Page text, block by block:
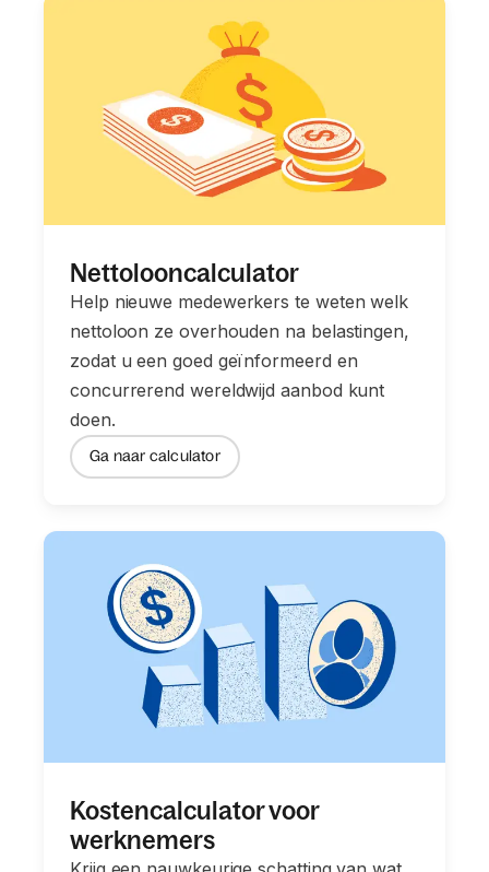
Nettolooncalculator
Help nieuwe medewerkers te weten welk
nettoloon ze overhouden na belastingen,
zodat u een goed geïnformeerd en
concurrerend wereldwijd aanbod kunt
doen.
Ga naar calculator
Kostencalculator voor
werknemers